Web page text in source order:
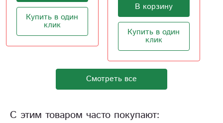
Купить в один
клик
В корзину
Купить в один
клик
Смотреть все
С этим товаром часто покупают: